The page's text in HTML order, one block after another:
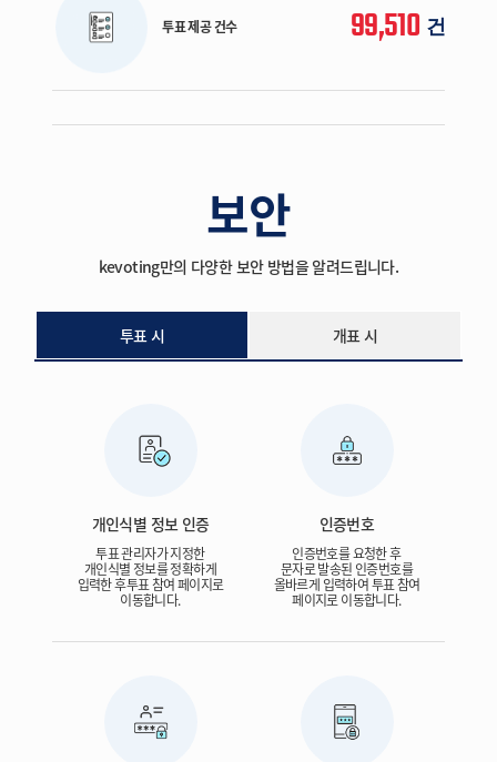
투표 제공 건수 99,510 건
보안
kevoting만의 다양한 보안 방법을 알려드립니다.
투표 시 개표 시
개인식별 정보 인증
투표 관리자가 지정한
개인식별 정보를 정확하게
입력한 후투표 참여 페이지로
이동합니다.
인증번호
인증번호를 요청한 후
문자로 발송된 인증번호를
올바르게 입력하여 투표 참여
페이지로 이동합니다.